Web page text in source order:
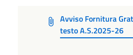
Avviso Fornitura
testo A.S.2025-26